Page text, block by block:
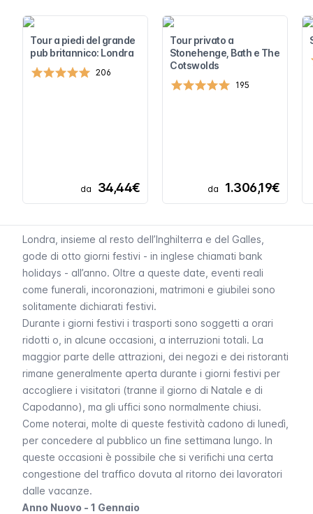
Tour a piedi del grande
pub britannico: Londra
206
da 34,44€
Tour privato a
Stonehenge, Bath e The
Cotswolds
195
da 1.306,19€
Londra, insieme al resto dell’Inghilterra e del Galles,
gode di otto giorni festivi - in inglese chiamati bank
holidays - all’anno. Oltre a queste date, eventi reali
come funerali, incoronazioni, matrimoni e giubilei sono
solitamente dichiarati festivi.
Durante i giorni festivi i trasporti sono soggetti a orari
ridotti o, in alcune occasioni, a interruzioni totali. La
maggior parte delle attrazioni, dei negozi e dei ristoranti
rimane generalmente aperta durante i giorni festivi per
accogliere i visitatori (tranne il giorno di Natale e di
Capodanno), ma gli uffici sono normalmente chiusi.
Come noterai, molte di queste festività cadono di lunedì,
per concedere al pubblico un fine settimana lungo. In
queste occasioni è possibile che si verifichi una certa
congestione del traffico dovuta al ritorno dei lavoratori
dalle vacanze.
Anno Nuovo - 1 Gennaio